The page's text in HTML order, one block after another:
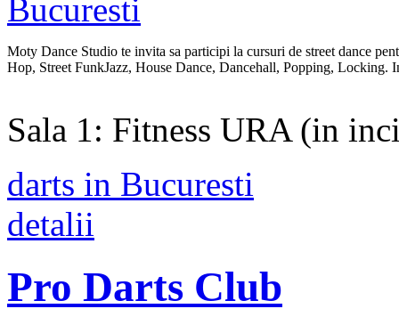
Moty Dance Studio te invita sa participi la cursuri de street dance
Hop, Street FunkJazz, House Dance, Dancehall, Popping, Locking.
Sala 1: Fitness URA (in
darts in Bucuresti
detalii
Pro Darts Club